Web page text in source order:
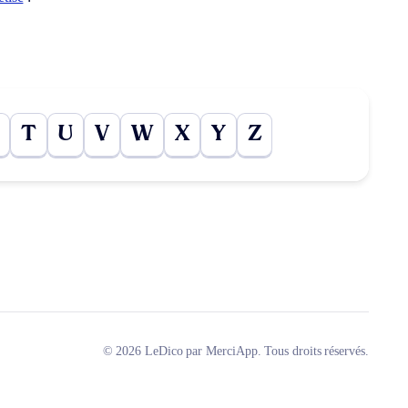
T U V W X Y Z
© 2026 LeDico par MerciApp. Tous droits réservés.